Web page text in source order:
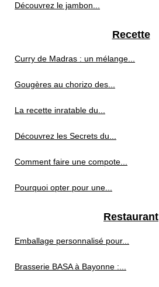
Découvrez le jambon...
Recette
Curry de Madras : un mélange...
Gougères au chorizo des...
La recette inratable du...
Découvrez les Secrets du...
Comment faire une compote...
Pourquoi opter pour une...
Restaurant
Emballage personnalisé pour...
Brasserie BASA à Bayonne :...